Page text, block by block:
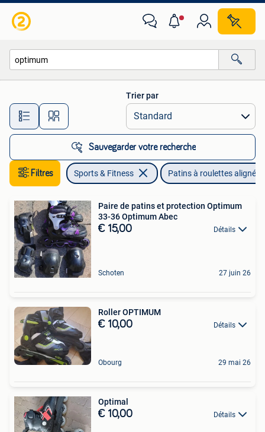
Toutes les distances…
Trier par
Sauvegarder votre recherche
Filtres Sports & Fitness Patins à roulettes alignées
Paire de patins et protection Optimum
33-36 Optimum Abec
€ 15,00 Détails
Schoten 27 juin 26
Roller OPTIMUM
€ 10,00 Détails
Obourg 29 mai 26
Optimal
€ 10,00 Détails